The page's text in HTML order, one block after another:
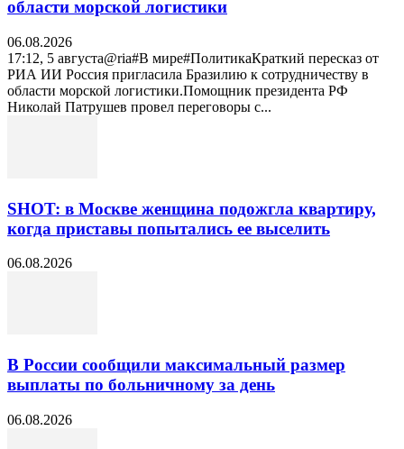
области морской логистики
06.08.2026
17:12, 5 августа@ria#В мире#ПолитикаКраткий пересказ от
РИА ИИ Россия пригласила Бразилию к сотрудничеству в
области морской логистики.Помощник президента РФ
Николай Патрушев провел переговоры с...
SHOT: в Москве женщина подожгла квартиру,
когда приставы попытались ее выселить
06.08.2026
В России сообщили максимальный размер
выплаты по больничному за день
06.08.2026